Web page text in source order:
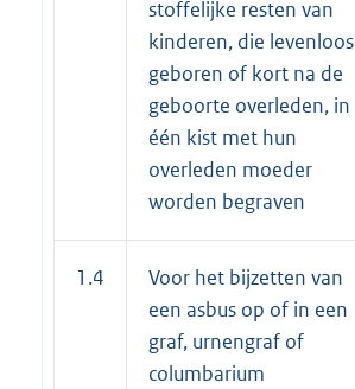
stoffelijke resten van
kinderen, die levenloos
geboren of kort na de
geboorte overleden, in
één kist met hun
overleden moeder
worden begraven
1.4
Voor het bijzetten van
een asbus op of in een
graf, urnengraf of
columbarium